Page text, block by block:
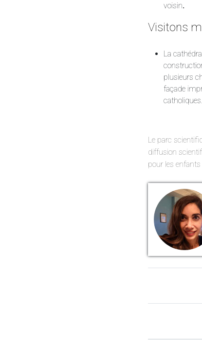
voisin.
Visitons
La
plusieurs
façade
catholiques.
Le parc
diffusion
pour les enfants